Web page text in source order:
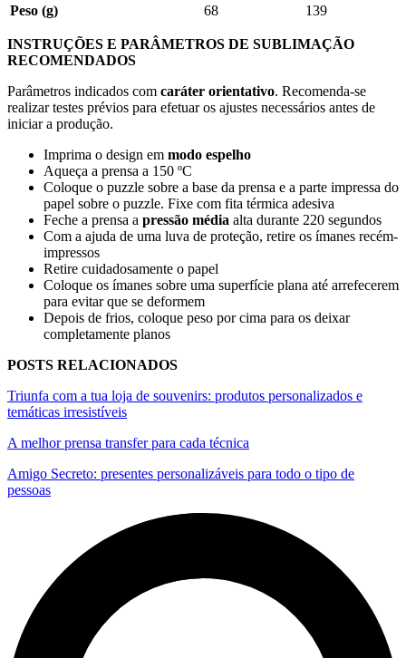
Peso (g)
68 139
INSTRUÇÕES E PARÂMETROS DE SUBLIMAÇÃO
RECOMENDADOS
Parâmetros indicados com caráter orientativo. Recomenda-se
realizar testes prévios para efetuar os ajustes necessários antes de
iniciar a produção.
Imprima o design em modo espelho
Aqueça a prensa a 150 ºC
Coloque o puzzle sobre a base da prensa e a parte impressa do
papel sobre o puzzle. Fixe com fita térmica adesiva
Feche a prensa a pressão média alta durante 220 segundos
Com a ajuda de uma luva de proteção, retire os ímanes recém-
impressos
Retire cuidadosamente o papel
Coloque os ímanes sobre uma superfície plana até arrefecerem
para evitar que se deformem
Depois de frios, coloque peso por cima para os deixar
completamente planos
POSTS RELACIONADOS
Triunfa com a tua loja de souvenirs: produtos personalizados e
temáticas irresistíveis
A melhor prensa transfer para cada técnica
Amigo Secreto: presentes personalizáveis para todo o tipo de
pessoas